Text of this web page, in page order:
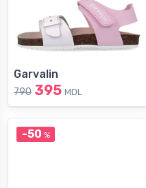
Garvalin
790 395 MDL
-50 %